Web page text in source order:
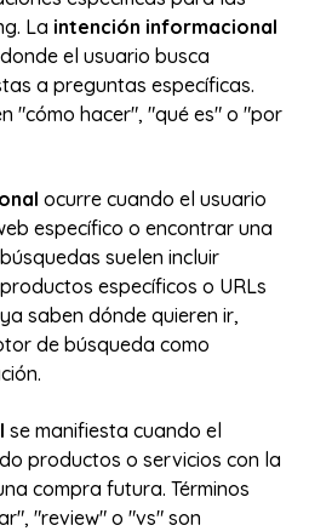
La intención informacional
el usuario busca
a preguntas específicas.
"cómo hacer", "qué es" o "por
ocurre cuando el usuario
específico o encontrar una
suelen incluir
específicos o URLs
saben dónde quieren ir,
de búsqueda como
se manifiesta cuando el
productos o servicios con la
compra futura. Términos
"review" o "vs" son